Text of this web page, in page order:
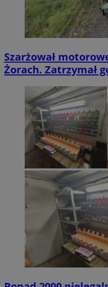
Szarżował
Żorach. Zatrzymał